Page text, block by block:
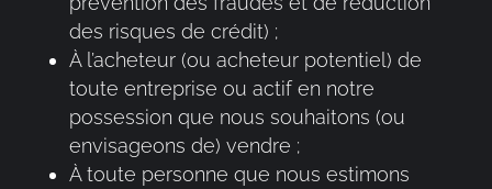
des risques de crédit) ;
À l’acheteur (ou acheteur potentiel) de
toute entreprise ou actif en notre
possession que nous souhaitons (ou
envisageons de) vendre ;
À toute personne que nous estimons